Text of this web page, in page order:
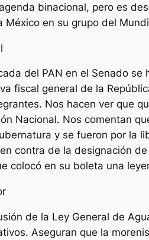
binacional, pero es
en su grupo del
del PAN en el Senado
fiscal general de la
Nos hacen ver que
Nacional. Nos comentan
y se fueron por la
contra de la designación
colocó en su boleta una
de la Ley General de
Aseguran que la